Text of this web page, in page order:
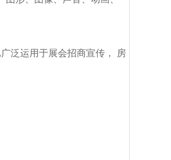
泛运用于展会招商宣传， 房